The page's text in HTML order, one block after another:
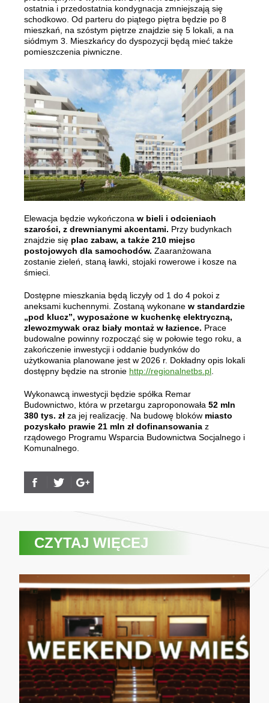
ostatnia i przedostatnia kondygnacja zmniejszają się
schodkowo. Od parteru do piątego piętra będzie po 8
mieszkań, na szóstym piętrze znajdzie się 5 lokali, a na
siódmym 3. Mieszkańcy do dyspozycji będą mieć także
pomieszczenia piwniczne.
Elewacja będzie wykończona w bieli i odcieniach
szarości, z drewnianymi akcentami. Przy budynkach
znajdzie się plac zabaw, a także 210 miejsc
postojowych dla samochodów. Zaaranżowana
zostanie zieleń, staną ławki, stojaki rowerowe i kosze na
śmieci.
Dostępne mieszkania będą liczyły od 1 do 4 pokoi z
aneksami kuchennymi. Zostaną wykonane w standardzie
„pod klucz”, wyposażone w kuchenkę elektryczną,
zlewozmywak oraz biały montaż w łazience. Prace
budowalne powinny rozpocząć się w połowie tego roku, a
zakończenie inwestycji i oddanie budynków do
użytkowania planowane jest w 2026 r. Dokładny opis lokali
dostępny będzie na stronie http://regionalnetbs.pl.
Wykonawcą inwestycji będzie spółka Remar
Budownictwo, która w przetargu zaproponowała 52 mln
380 tys. zł za jej realizację. Na budowę bloków miasto
pozyskało prawie 21 mln zł dofinansowania z
rządowego Programu Wsparcia Budownictwa Socjalnego i
Komunalnego.
CZYTAJ WIĘCEJ